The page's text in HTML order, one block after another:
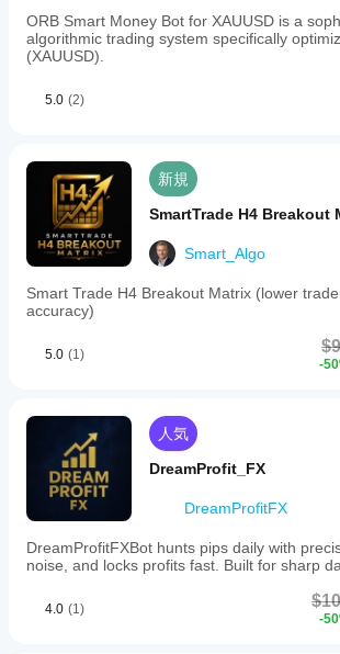
ORB Smart Money Bot for XAUUSD is a
algorithmic trading system specifically
(XAUUSD).
5.0 (2)
新規
SmartTrade H4 Breakout
Smart_Algo
Smart Trade H4 Breakout Matrix (lower
accuracy)
5.0 (1)
-
人気
DreamProfit_FX
DreamProfitFX
DreamProfitFXBot hunts pips daily with
noise, and locks profits fast. Built for sharp
4.0 (1)
-